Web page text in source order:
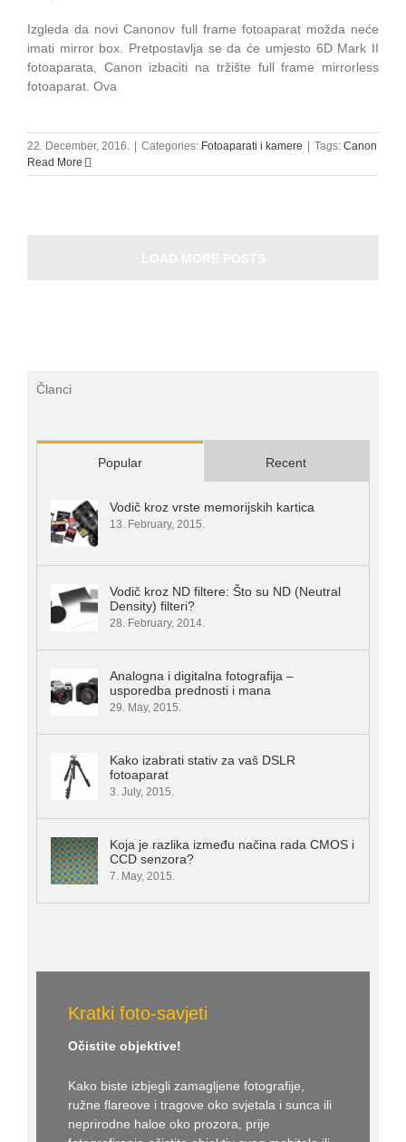
Izgleda da novi Canonov full frame fotoaparat možda neće
imati mirror box. Pretpostavlja se da će umjesto 6D Mark II
fotoaparata, Canon izbaciti na tržište full frame mirrorless
fotoaparat. Ova
22. December, 2016. Categories: Fotoaparati i kamere Tags: Canon
Read More
Članci
Popular Recent
Vodič kroz vrste memorijskih kartica
13. February, 2015.
Vodič kroz ND filtere: Što su ND (Neutral
Density) filteri?
28. February, 2014.
Analogna i digitalna fotografija –
usporedba prednosti i mana
29. May, 2015.
Kako izabrati stativ za vaš DSLR
fotoaparat
3. July, 2015.
Koja je razlika između načina rada CMOS i
CCD senzora?
7. May, 2015.
Kratki foto-savjeti
Očistite objektive!
Kako biste izbjegli zamagljene fotografije,
ružne flareove i tragove oko svjetala i sunca ili
neprirodne haloe oko prozora, prije